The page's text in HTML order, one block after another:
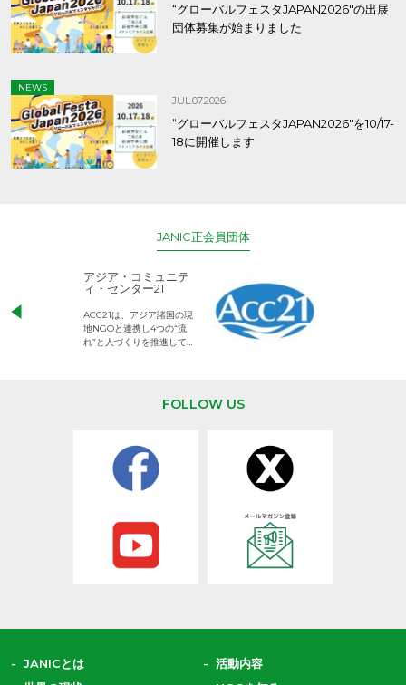
“グローバルフェスタJAPAN2026″の出展
団体募集が始まりました
NEWS
JUL.07.2026
“グローバルフェスタJAPAN2026″を10/17-
18に開催します
JANIC正会員団体
アジア・コミュニテ
ィ・センター21
ACC21は、アジア諸国の現
地NGOと連携し4つの“流
れ”と人づくりを推進してい
FOLLOW US
JANICとは
活動内容